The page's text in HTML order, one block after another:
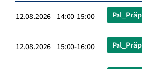
12.08.2026 14:00-15:00 Pal_Präp
12.08.2026 15:00-16:00 Pal_Präp